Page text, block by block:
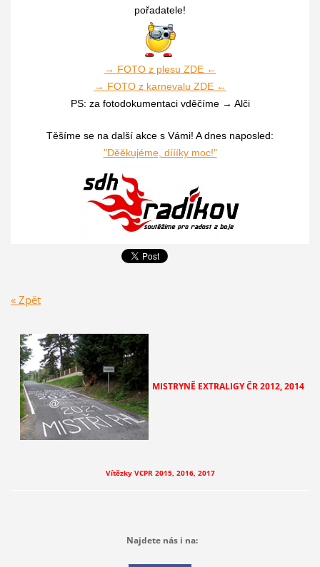
pořadatele!
→ FOTO z plesu ZDE ←
→ FOTO z karnevalu ZDE ←
PS: za fotodokumentaci vděčíme → Alči
Těšíme se na další akce s Vámi! A dnes naposled:
"Děěkujéme, díííky moc!"
« Zpět
MISTRYNĚ EXTRALIGY ČR2012, 2014
Vítězky VCPR 2015, 2016, 2017
Najdete nás i na: